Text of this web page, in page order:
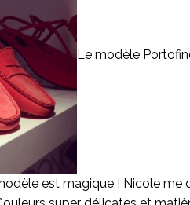
Le modèle
est magique ! Nicole